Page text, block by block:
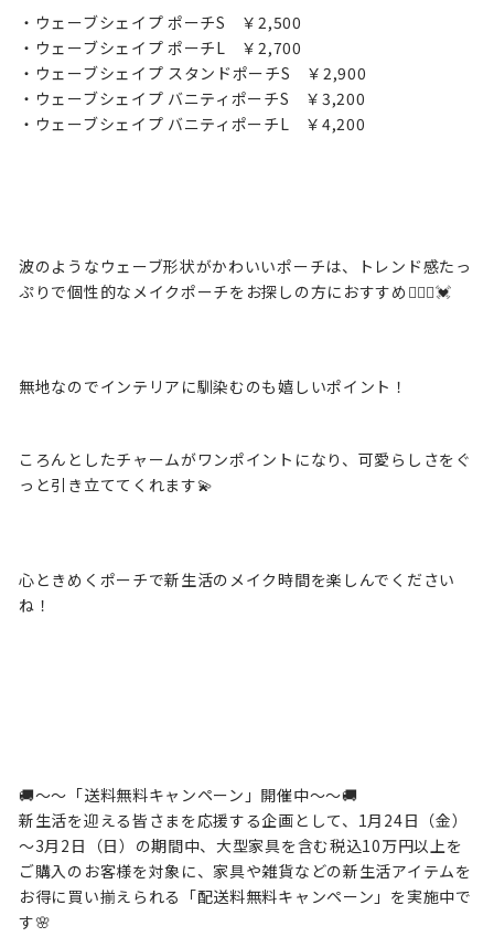
・ウェーブシェイプ ポーチS ￥2,500
・ウェーブシェイプ ポーチL ￥2,700
・ウェーブシェイプ スタンドポーチS ￥2,900
・ウェーブシェイプ バニティポーチS ￥3,200
・ウェーブシェイプ バニティポーチL ￥4,200
波のようなウェーブ形状がかわいいポーチは、トレンド感たっ
ぷりで個性的なメイクポーチをお探しの方におすすめ💁🏻‍♀️💓
無地なのでインテリアに馴染むのも嬉しいポイント！
ころんとしたチャームがワンポイントになり、可愛らしさをぐ
っと引き立ててくれます💫
心ときめくポーチで新生活のメイク時間を楽しんでください
ね！
🚚～～「送料無料キャンペーン」開催中～～🚚
新生活を迎える皆さまを応援する企画として、1月24日（金）
～3月2日（日）の期間中、大型家具を含む税込10万円以上を
ご購入のお客様を対象に、家具や雑貨などの新生活アイテムを
お得に買い揃えられる「配送料無料キャンペーン」を実施中で
す🌸